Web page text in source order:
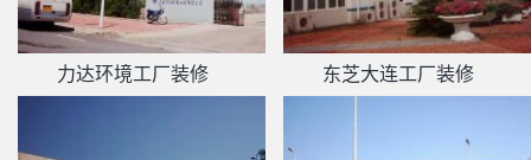
力达环境工厂装修 东芝大连工厂装修